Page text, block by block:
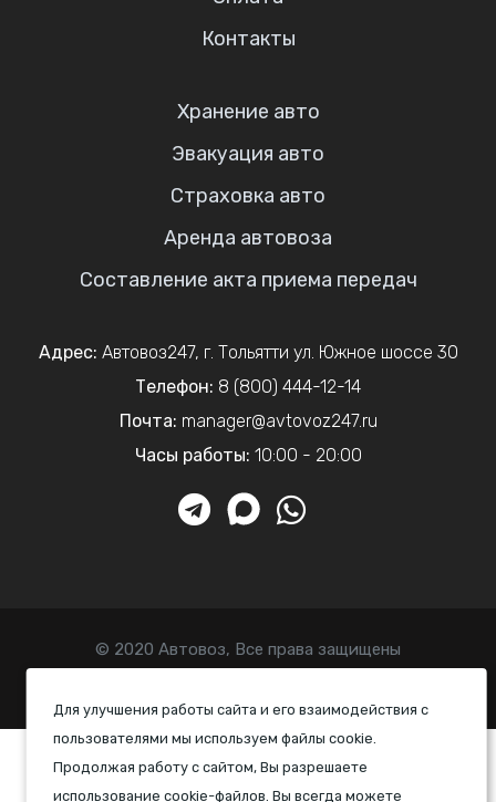
Для улучшения работы сайта и его взаимодействия с
пользователями мы используем файлы cookie.
Продолжая работу с сайтом, Вы разрешаете
использование cookie-файлов. Вы всегда можете
Контакты
Хранение авто
Эвакуация авто
Страховка авто
Аренда автовоза
Составление акта приема передач
Адрес: Автовоз247, г. Тольятти ул. Южное шоссе 30
Телефон: 8 (800) 444-12-14
Почта: manager@avtovoz247.ru
Часы работы: 10:00 - 20:00
© 2020 Автовоз, Все права защищены